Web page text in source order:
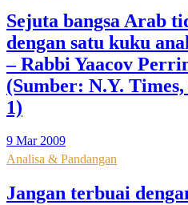
Sejuta bangsa Arab
dengan satu kuku
– Rabbi Yaacov
(Sumber: N.Y.
1)
9 Mar 2009
Analisa & Pandangan
Jangan terbuai